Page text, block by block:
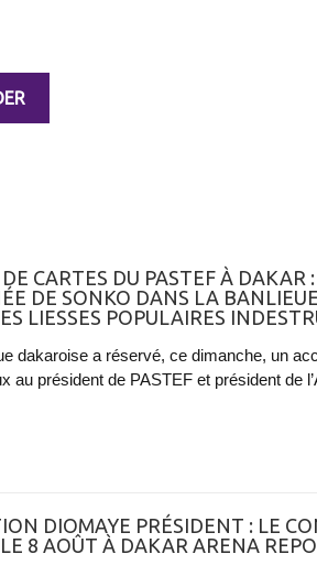
CARTES DU PASTEF À DAKAR
DE SONKO DANS LA
LIESSES POPULAIRES
dakaroise a réservé, ce dimanche, un
au président de PASTEF et président de
DIOMAYE PRÉSIDENT : LE
8 AOÛT À DAKAR ARENA